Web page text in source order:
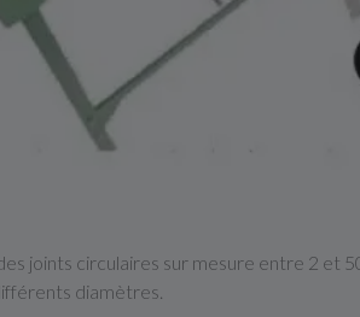
joints circulaires sur mesure entre 2 et
diamètres.